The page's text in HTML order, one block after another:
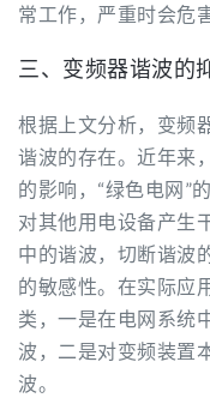
常工作，严重时会危
三、变频器谐波的
根据上文分析，变频
谐波的存在。近年来
的影响，“绿色电网”
对其他用电设备产生
中的谐波，切断谐波
的敏感性。在实际应
类，一是在电网系统
波，二是对变频装置
波。